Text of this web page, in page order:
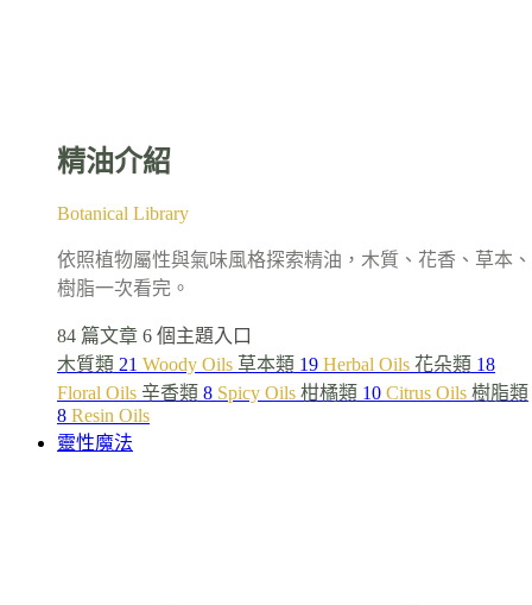
精油介紹
Botanical Library
依照植物屬性與氣味風格探索精油，木質、花香、草本、
樹脂一次看完。
84 篇文章 6 個主題入口
木質類 21 Woody Oils 草本類 19 Herbal Oils 花朵類 18
Floral Oils 辛香類 8 Spicy Oils 柑橘類 10 Citrus Oils 樹脂類
8 Resin Oils
靈性魔法